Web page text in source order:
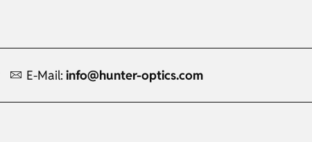
E-Mail: info@hunter-optics.com